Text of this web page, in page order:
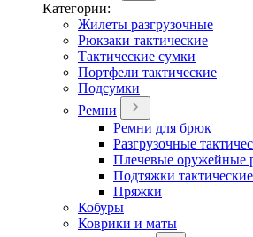
Категории:
Жилеты разгрузочные
Рюкзаки тактические
Тактические сумки
Портфели тактические
Подсумки
Ремни
Ремни для брюк
Разгрузочные
Плечевые оружейные
Подтяжки тактические
Пряжки
Кобуры
Коврики и маты